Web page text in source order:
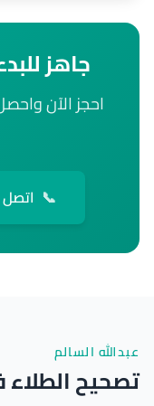
جاهز
احجز الآن
📞 اتصل
عبدالله السالم
تصحيح الطلاء